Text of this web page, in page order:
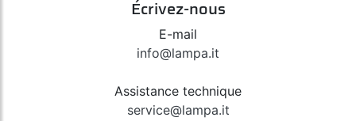
Écrivez-nous
E-mail
info@lampa.it
Assistance technique
service@lampa.it